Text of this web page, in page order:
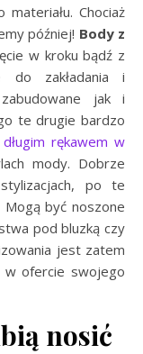
Chociaż
później! Body z
w kroku bądź z
do zakładania i
jak i
te drugie bardzo
rękawem w
mody. Dobrze
po te
być noszone
pod bluzką czy
jest zatem
w ofercie swojego
nosić